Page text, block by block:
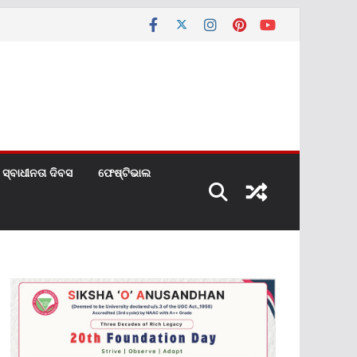
ସ୍ବାଧୀନତା ଦିବସ ଫେଷ୍ଟିଭାଲ